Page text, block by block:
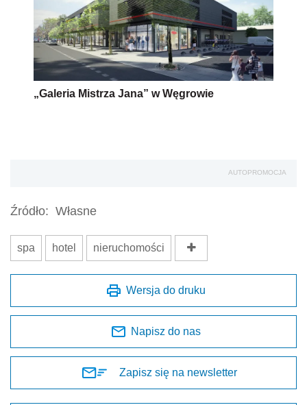
„Galeria Mistrza Jana” w Węgrowie
AUTOPROMOCJA
Źródło: Własne
spa hotel nieruchomości
Wersja do druku
Napisz do nas
Zapisz się na newsletter